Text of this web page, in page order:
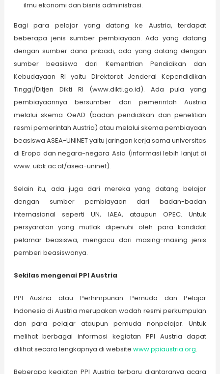
ilmu ekonomi dan bisnis adminis­trasi.
Bagi para pelajar yang datang ke Austria, terdapat
beberapa jenis sum­ber pembiayaan. Ada yang datang
dengan sumber dana pribadi, ada yang datang dengan
sumber beasiswa dari Kementrian Pendidikan dan
Kebudayaan RI yaitu Direktorat Jenderal Kependidikan
Tinggi/Ditjen Dikti RI (www.dikti.go.id). Ada pula yang
pembiayaannya bersumber dari pemerintah Austria
melalui skema OeAD (badan pendidikan dan penelitian
resmi pemerintah Austria) atau melalui skema pembiayaan
beasiswa ASEA-UNINET yaitu jaringan kerja sama universitas
di Eropa dan negara-negara Asia (informasi lebih lanjut di
www. uibk.ac.at/asea-uninet).
Selain itu, ada juga dari mereka yang datang be­lajar
dengan sumber pembiayaan dari badan-badan
internasional sep­erti UN, IAEA, ataupun OPEC. Untuk
persyaratan yang mutlak dipenuhi oleh para kandidat
pelamar beasiswa, mengacu dari masing-masing jenis
pemberi beasiswanya.
Sekilas mengenai PPI Austria
PPI Austria atau Perhimpunan Pemuda dan Pelajar
Indonesia di Austria merupakan wadah resmi perkumpulan
dan para pelajar ataupun pemuda nonpelajar. Untuk
melihat berbagai informasi kegiatan PPI Austria dapat
dilihat secara lengkapnya di website www.ppiaustria.org.
Beberapa kegiatan PPI Austria terbaru diantaranya acara